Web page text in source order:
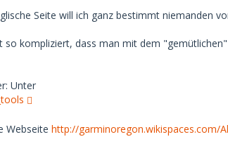
Seite will ich ganz bestimmt niemanden
kompliziert, dass man mit dem
Unter
Webseite http://garminoregon.wikispaces.com/